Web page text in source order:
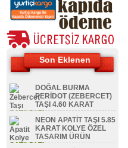
Son Eklenen
DOĞAL BURMA
PERİDOT (ZEBERCET)
TAŞI 4.60 KARAT
SATILDI TL
NEON APATİT TAŞI 5.85
KARAT KOLYE ÖZEL
TASARIM ÜRÜN
SATILDI TL